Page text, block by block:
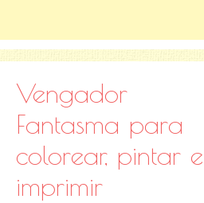
Vengador
Fantasma para
colorear, pintar e
imprimir